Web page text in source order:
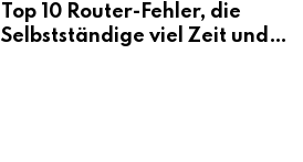
Top 10 Router-Fehler, die
Selbstständige viel Zeit und